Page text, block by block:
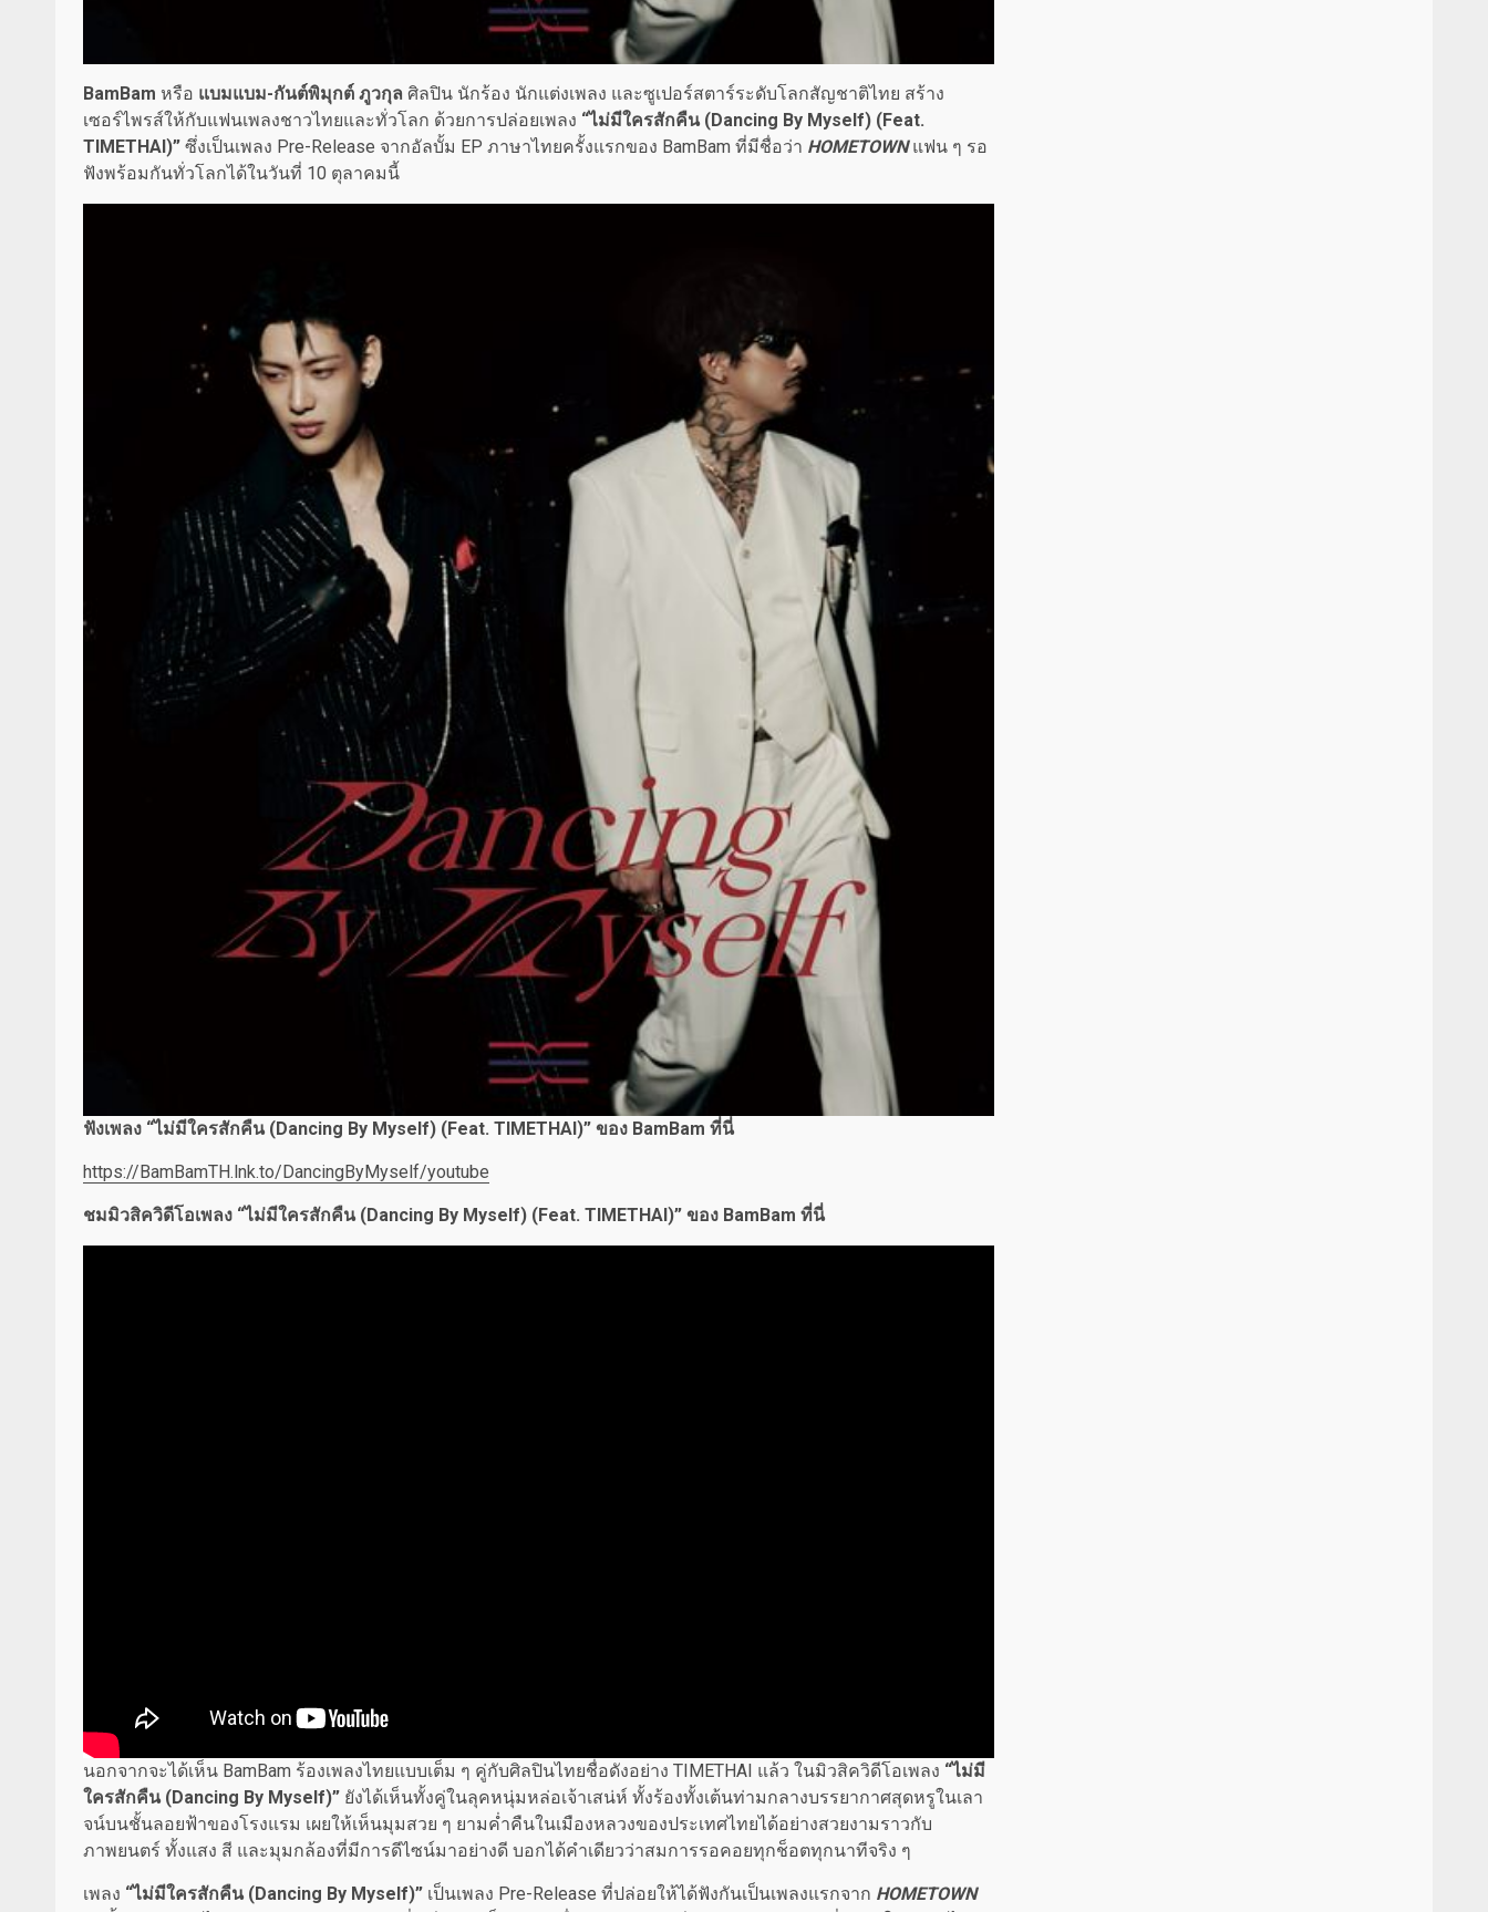
BamBam หรือ แบมแบม-กันต์พิมุกต์ ภูวกุล ศิลปิน นักร้อง นักแต่งเพลง และซูเปอร์สตาร์ระดับโลกสัญชาติไทย สร้าง
เซอร์ไพรส์ให้กับแฟนเพลงชาวไทยและทั่วโลก ด้วยการปล่อยเพลง “ไม่มีใครสักคืน (Dancing By Myself) (Feat.
TIMETHAI)” ซึ่งเป็นเพลง Pre-Release จากอัลบั้ม EP ภาษาไทยครั้งแรกของ BamBam ที่มีชื่อว่า HOMETOWNแฟน ๆ รอ
ฟังพร้อมกันทั่วโลกได้ในวันที่ 10 ตุลาคมนี้
ฟังเพลง “ไม่มีใครสักคืน (Dancing By Myself) (Feat. TIMETHAI)” ของ BamBam ที่นี่
https://BamBamTH.lnk.to/DancingByMyself/youtube
ชมมิวสิควิดีโอเพลง “ไม่มีใครสักคืน (Dancing By Myself) (Feat. TIMETHAI)” ของ BamBam ที่นี่
นอกจากจะได้เห็น BamBam ร้องเพลงไทยแบบเต็ม ๆ คู่กับศิลปินไทยชื่อดังอย่าง TIMETHAI แล้ว ในมิวสิควิดีโอเพลง “ไม่มี
ใครสักคืน (Dancing By Myself)” ยังได้เห็นทั้งคู่ในลุคหนุ่มหล่อเจ้าเสน่ห์ ทั้งร้องทั้งเต้นท่ามกลางบรรยากาศสุดหรูในเลา
จน์บนชั้นลอยฟ้าของโรงแรม เผยให้เห็นมุมสวย ๆ ยามค่ำคืนในเมืองหลวงของประเทศไทยได้อย่างสวยงามราวกับ
ภาพยนตร์ ทั้งแสง สี และมุมกล้องที่มีการดีไซน์มาอย่างดี บอกได้คำเดียวว่าสมการรอคอยทุกช็อตทุกนาทีจริง ๆ
เพลง “ไม่มีใครสักคืน (Dancing By Myself)” เป็นเพลง Pre-Release ที่ปล่อยให้ได้ฟังกันเป็นเพลงแรกจาก HOMETOWN